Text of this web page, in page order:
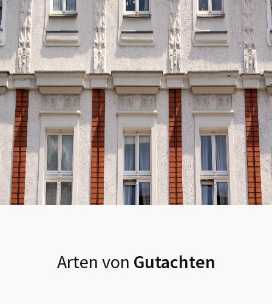
Arten von Gutachten